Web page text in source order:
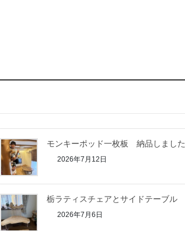
モンキーポッド一枚板 納品しました
2026年7月12日
栃ラティスチェアとサイドテーブル
2026年7月6日